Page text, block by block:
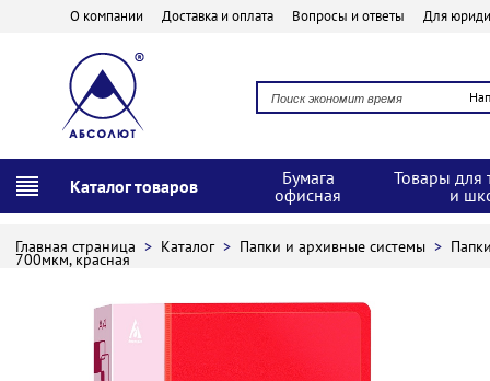
О компании Доставка и оплата Вопросы и ответы Для
Каталог товаров
Бумага
офисная
Товары для
и
Главная страница > Каталог > Папки и архивные системы >
700мкм, красная